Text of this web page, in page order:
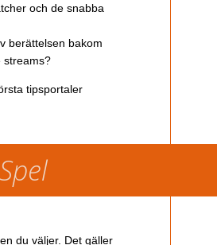
och de snabba
berättelsen bakom
streams?
tipsportaler
du väljer. Det gäller